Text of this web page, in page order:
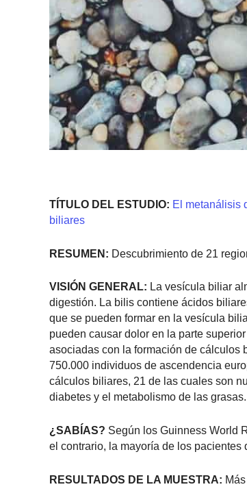
TÍTULO DEL ESTUDIO: El metanálisis
biliares
RESUMEN: Descubrimiento de 21
VISIÓN GENERAL: La vesícula biliar
digestión. La bilis contiene ácidos
que se pueden formar en la vesícula
pueden causar dolor en la parte
asociadas con la formación de cálculos
750.000 individuos de ascendencia
cálculos biliares, 21 de las cuales son
diabetes y el metabolismo de las grasas.
¿SABÍAS? Según los Guinness World
el contrario, la mayoría de los
RESULTADOS DE LA MUESTRA: